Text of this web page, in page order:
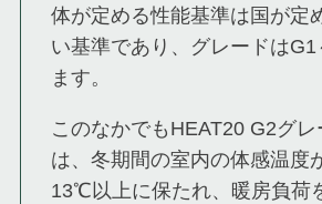
体が定める性能基準は国が定
い基準であり、グレードはG1
ます。
このなかでもHEAT20 G2グ
は、冬期間の室内の体感温度
13℃以上に保たれ、暖房負荷